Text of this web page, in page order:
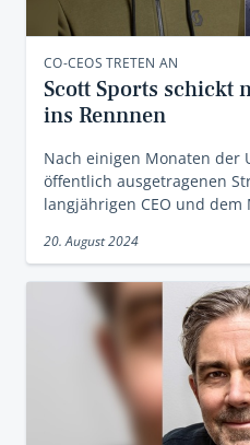
CO-CEOS TRETEN AN
Scott Sports schickt
ins Rennnen
Nach einigen Monaten der
öffentlich ausgetragenen
langjährigen CEO und
20. August 2024